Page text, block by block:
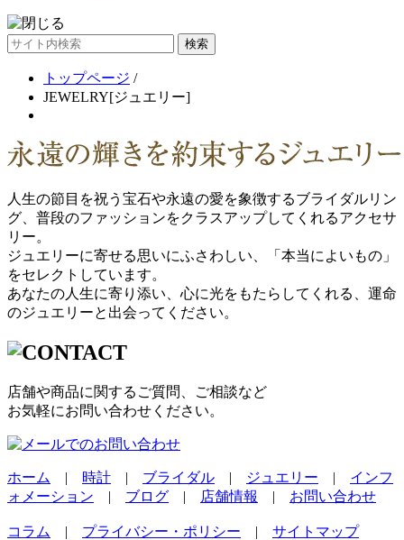
サ
トップページ /
JEWELRY[ジュエリー]
人生の節目を祝う宝石や永遠の愛を象徴するブライダルリン
グ、普段のファッションをクラスアップしてくれるアクセサ
リー。
ジュエリーに寄せる思いにふさわしい、「本当によいもの」
をセレクトしています。
あなたの人生に寄り添い、心に光をもたらしてくれる、運命
のジュエリーと出会ってください。
店舗や商品に関するご質問、ご相談など
お気軽にお問い合わせください。
ホーム | 時計 | ブライダル | ジュエリー | インフ
ォメーション | ブログ | 店舗情報 | お問い合わせ
コラム | プライバシー・ポリシー | サイトマップ